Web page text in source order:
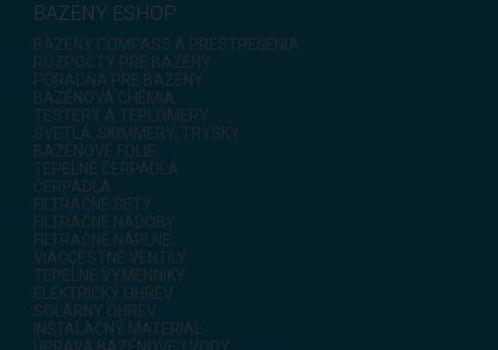
BAZÉNY ESHOP
BAZÉNY COMPASS A PRESTREŠENIA
ROZPOČTY PRE BAZÉNY
PORADŇA PRE BAZÉNY
BAZÉNOVÁ CHÉMIA
TESTERY A TEPLOMERY
SVETLÁ, SKIMMERY, TRYSKY
BAZÉNOVÉ FÓLIE
TEPELNÉ ČERPADLÁ
ČERPADLÁ
FILTRAČNÉ SETY
FILTRAČNÉ NÁDOBY
FILTRAČNÉ NÁPLNE
VIACCESTNÉ VENTILY
TEPELNÉ VÝMENNÍKY
ELEKTRICKÝ OHREV
SOLÁRNY OHREV
INŠTALAČNÝ MATERIÁL